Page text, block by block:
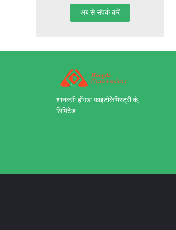
शानक्सी होंगडा फाइटोकेमिस्ट्री कं,
लिमिटेड